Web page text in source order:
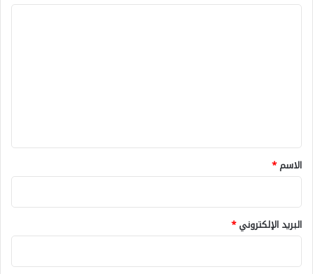
*
الاسم*
البريد الإلكتروني*